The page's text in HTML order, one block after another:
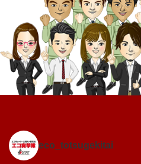
eco_totsugekitai